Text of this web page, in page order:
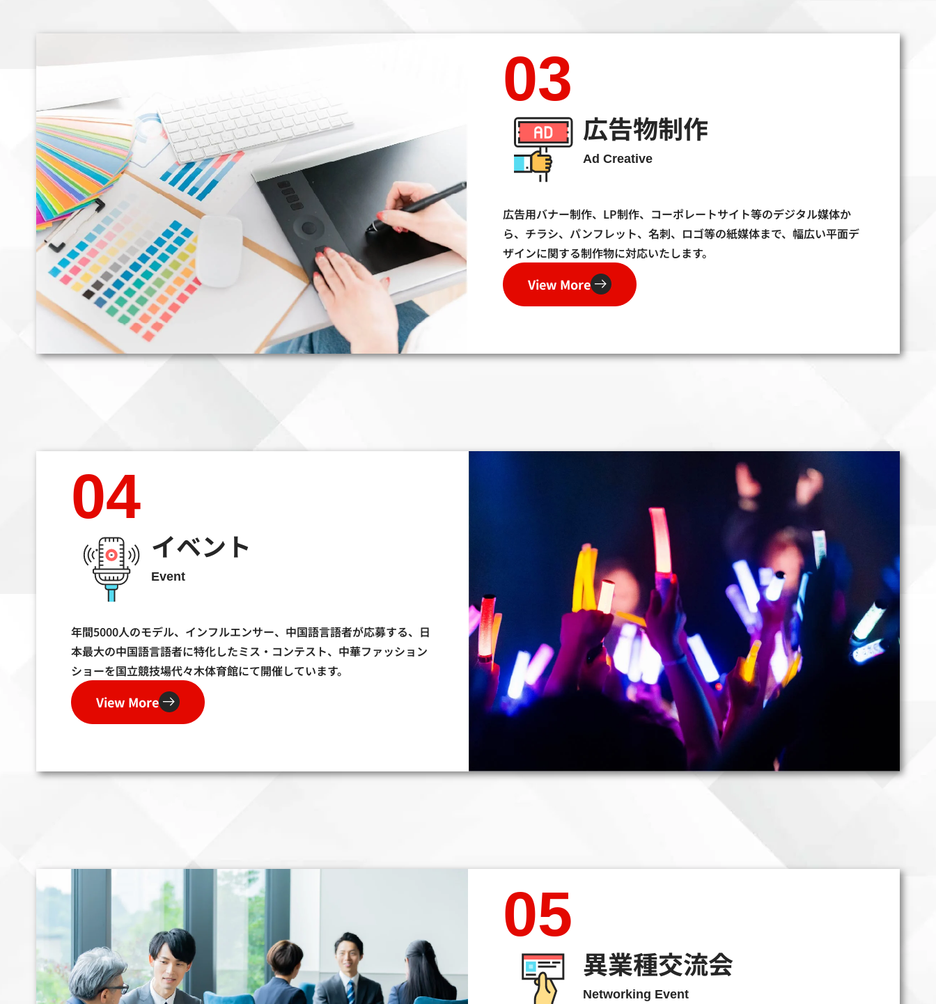
03
広告物制作
Ad Creative
広告用バナー制作、LP制作、コーポレートサイト等のデジタル媒体か
ら、チラシ、パンフレット、名刺、ロゴ等の紙媒体まで、幅広い平面デ
ザインに関する制作物に対応いたします。
View More
04
イベント
Event
年間5000人のモデル、インフルエンサー、中国語言語者が応募する、日
本最大の中国語言語者に特化したミス・コンテスト、中華ファッション
ショーを国立競技場代々木体育館にて開催しています。
View More
05
異業種交流会
Networking Event